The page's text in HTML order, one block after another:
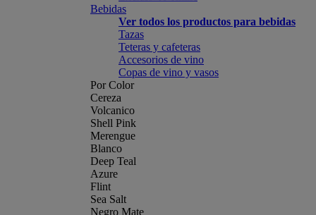
Bebidas
Ver todos los productos para bebidas
Tazas
Teteras y cafeteras
Accesorios de vino
Copas de vino y vasos
Por Color
Cereza
Volcanico
Shell Pink
Merengue
Blanco
Deep Teal
Azure
Flint
Sea Salt
Negro Mate